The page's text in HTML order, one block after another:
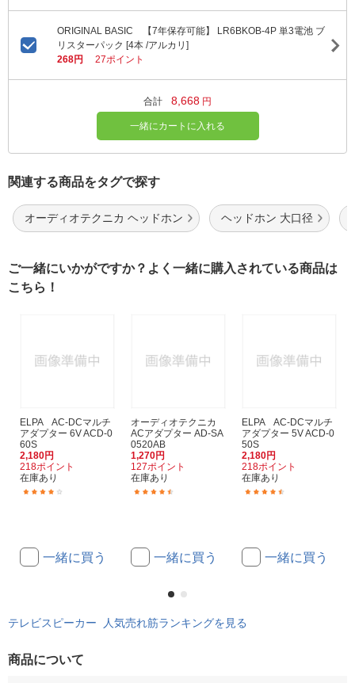
ORIGINAL BASIC 【7年保存可能】 LR6BKOB-4P 単3電池 ブ
リスターパック [4本 /アルカリ]
268円
27ポイント
合計 8,668 円
一緒にカートに入れる
関連する商品をタグで探す
オーディオテクニカ ヘッドホン ヘッドホン 大口径
ご一緒にいかがですか？よく一緒に購入されている商品は
こちら！
ELPA AC-DCマルチ
アダプター 6V ACD-0
60S
2,180円
218ポイント
在庫あり
一緒に買う
オーディオテクニカ
ACアダプター AD-SA
0520AB
1,270円
127ポイント
在庫あり
一緒に買う
ELPA AC-DCマルチ
アダプター 5V ACD-0
50S
2,180円
218ポイント
在庫あり
一緒に買う
テレビスピーカー 人気売れ筋ランキングを見る
商品について